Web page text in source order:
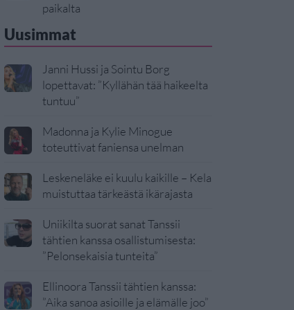
paikalta
Uusimmat
Janni Hussi ja Sointu Borg
lopettavat: ”Kyllähän tää haikeelta
tuntuu”
Madonna ja Kylie Minogue
toteuttivat faniensa unelman
Leskeneläke ei kuulu kaikille – Kela
muistuttaa tärkeästä ikärajasta
Uniikilta suorat sanat Tanssii
tähtien kanssa osallistumisesta:
”Pelonsekaisia tunteita”
Ellinoora Tanssii tähtien kanssa:
”Aika sanoa asioille ja elämälle joo”